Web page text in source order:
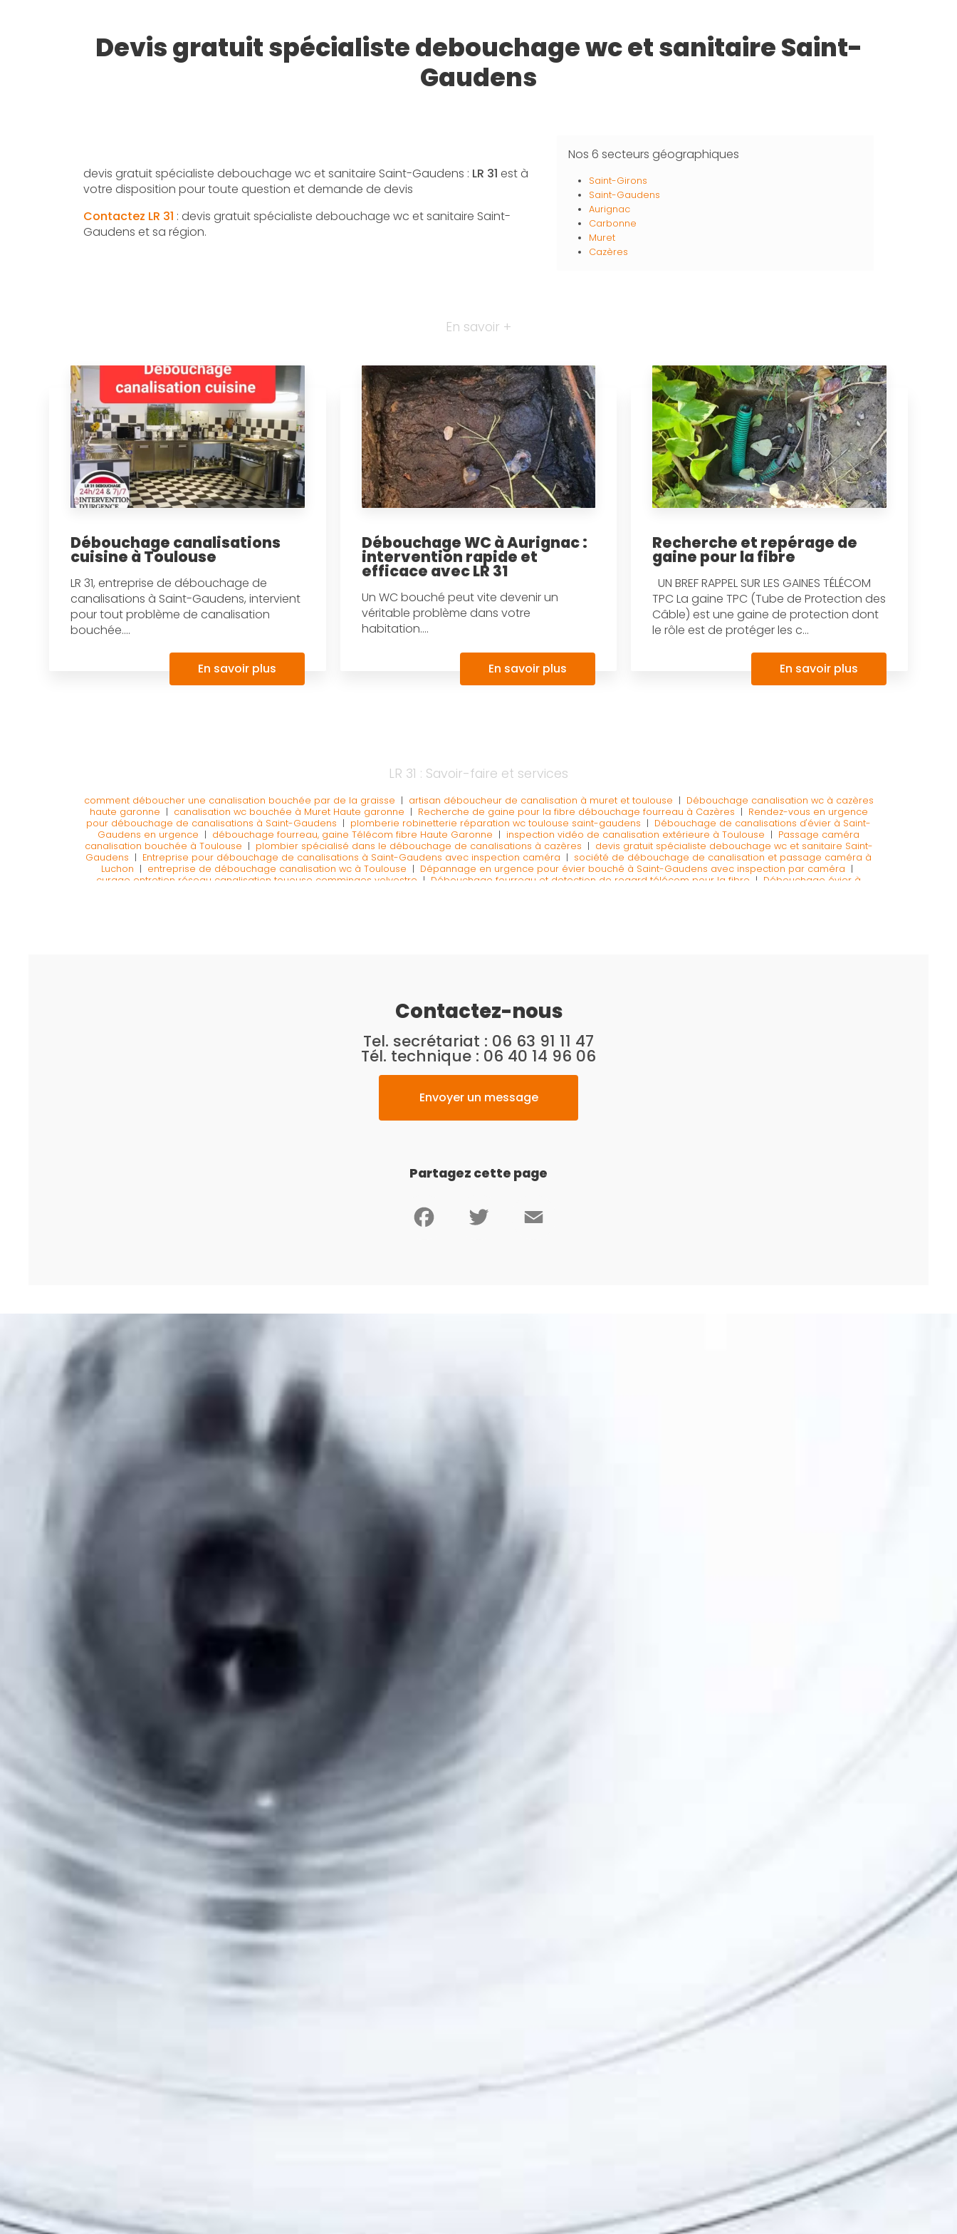
Devis gratuit spécialiste debouchage wc et sanitaire Saint-
Gaudens
devis gratuit spécialiste debouchage wc et sanitaire Saint-Gaudens : LR 31 est à
votre disposition pour toute question et demande de devis
Contactez LR 31 : devis gratuit spécialiste debouchage wc et sanitaire Saint-
Gaudens et sa région.
Nos 6 secteurs géographiques
Saint-Girons
Saint-Gaudens
Aurignac
Carbonne
Muret
Cazères
En savoir +
Débouchage canalisations
cuisine à Toulouse
LR 31, entreprise de débouchage de
canalisations à Saint-Gaudens, intervient
pour tout problème de canalisation
bouchée....
En savoir plus
Débouchage WC à Aurignac :
intervention rapide et
efficace avec LR 31
Un WC bouché peut vite devenir un
véritable problème dans votre
habitation....
En savoir plus
Recherche et repérage de
gaine pour la fibre
UN BREF RAPPEL SUR LES GAINES TÉLÉCOM
TPC La gaine TPC (Tube de Protection des
Câble) est une gaine de protection dont
le rôle est de protéger les c...
En savoir plus
LR 31 : Savoir-faire et services
comment déboucher une canalisation bouchée par de la graisse | artisan déboucheur de canalisation à muret et toulouse | Débouchage canalisation wc à cazères
haute garonne | canalisation wc bouchée à Muret Haute garonne | Recherche de gaine pour la fibre débouchage fourreau à Cazères | Rendez-vous en urgence
pour débouchage de canalisations à Saint-Gaudens | plomberie robinetterie réparation wc toulouse saint-gaudens | Débouchage de canalisations d'évier à Saint-
Gaudens en urgence | débouchage fourreau, gaine Télécom fibre Haute Garonne | inspection vidéo de canalisation extérieure à Toulouse | Passage caméra
canalisation bouchée à Toulouse | plombier spécialisé dans le débouchage de canalisations à cazères | devis gratuit spécialiste debouchage wc et sanitaire Saint-
Gaudens | Entreprise pour débouchage de canalisations à Saint-Gaudens avec inspection caméra | société de débouchage de canalisation et passage caméra à
Luchon | entreprise de débouchage canalisation wc à Toulouse | Dépannage en urgence pour évier bouché à Saint-Gaudens avec inspection par caméra |
curage entretien réseau canalisation tououse comminges volvestre | Débouchage fourreau et detection de regard télécom pour la fibre | Débouchage évier à
Contactez-nous
Tel. secrétariat : 06 63 91 11 47
Tél. technique : 06 40 14 96 06
Envoyer un message
Partagez cette page